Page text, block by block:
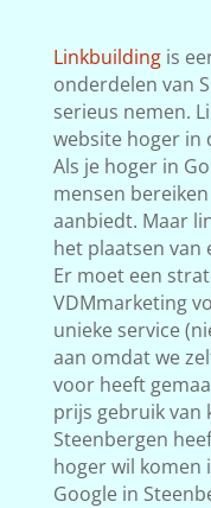
Linkbuildingis
onderdelen van
serieus nemen.
website hoger in
Als je hoger in
mensen
aanbiedt. Maar
het plaatsen van
Er moet een
VDMmarketing
unieke service
aan omdat we
voor heeft
prijs gebruik van
Steenbergen
hoger wil komen
Google in